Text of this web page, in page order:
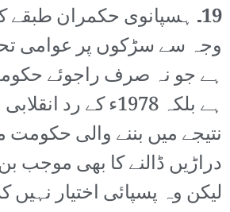
19۔ ہسپانوی حکمران طبقے
وجہ سے سڑکوں پر عوامی
ہے جو نہ صرف راجوئے
ہے بلکہ 1978ء کے رد
نتیجے میں بننے والی
دراڑیں ڈالنے کا بھی موجب
لیکن وہ پسپائی اختیار